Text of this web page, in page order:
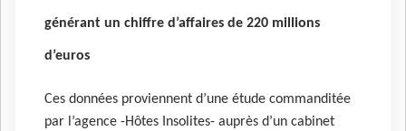
générant un chiffre d’affaires de 220 millions
d’euros
Ces données proviennent d’une étude commanditée
par l’agence -Hôtes Insolites- auprès d’un cabinet